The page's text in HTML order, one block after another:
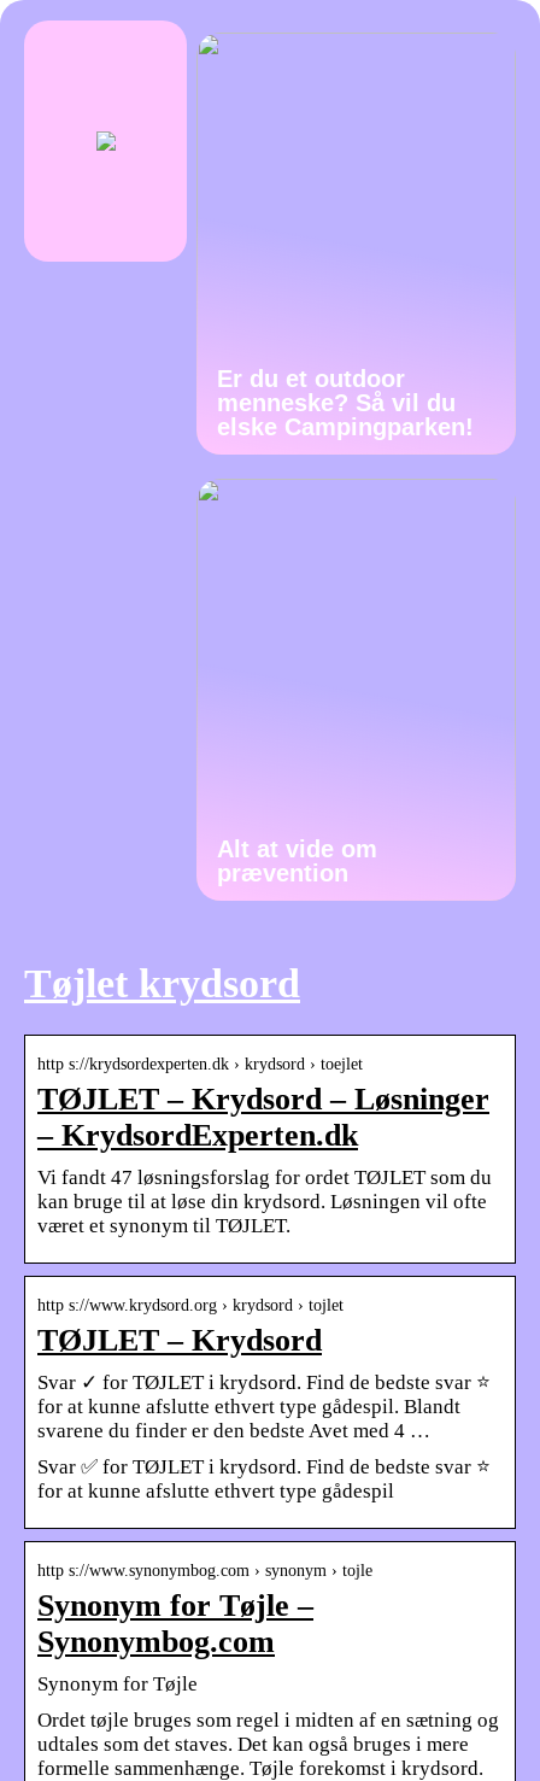
Er du et outdoor
menneske? Så vil du
elske Campingparken!
Alt at vide om
prævention
Tøjlet krydsord
http s://krydsordexperten.dk › krydsord › toejlet
TØJLET – Krydsord – Løsninger
– KrydsordExperten.dk
Vi fandt 47 løsningsforslag for ordet TØJLET som du
kan bruge til at løse din krydsord. Løsningen vil ofte
været et synonym til TØJLET.
http s://www.krydsord.org › krydsord › tojlet
TØJLET – Krydsord
Svar ✓ for TØJLET i krydsord. Find de bedste svar ⭐
for at kunne afslutte ethvert type gådespil. Blandt
svarene du finder er den bedste Avet med 4 …
Svar ✅ for TØJLET i krydsord. Find de bedste svar ⭐
for at kunne afslutte ethvert type gådespil
http s://www.synonymbog.com › synonym › tojle
Synonym for Tøjle –
Synonymbog.com
Synonym for Tøjle
Ordet tøjle bruges som regel i midten af ​​en sætning og
udtales som det staves. Det kan også bruges i mere
formelle sammenhænge. Tøjle forekomst i krydsord.